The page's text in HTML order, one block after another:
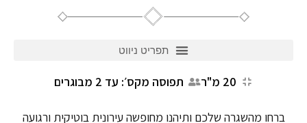
20 מ"ר תפוסה מקס׳: עד 2 מבוגרים
ברחו מהשגרה שלכם ותיהנו מחופשה עירונית בוטיקית ורגועה